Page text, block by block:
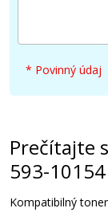
* Povinný údaj
Prečítajte
593-
Kompatibilný